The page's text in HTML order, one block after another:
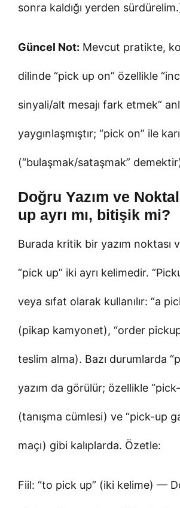
sonra kaldığı yerden
Güncel Not: Mevcut pratikte,
dilinde “pick up on” özellikle
sinyali/alt mesajı fark etmek”
yaygınlaşmıştır; “pick on” ile
(“bulaşmak/sataşmak”
Doğru Yazım ve
up ayrı mı, bitişik mi?
Burada kritik bir yazım noktası
“pick up” iki ayrı kelimedir.
veya sıfat olarak kullanılır: “a
(pikap kamyonet), “order
teslim alma). Bazı durumlarda
yazım da görülür; özellikle
(tanışma cümlesi) ve “pick-up
maçı) gibi kalıplarda. Özetle:
Fiil: “to pick up” (iki kelime) —